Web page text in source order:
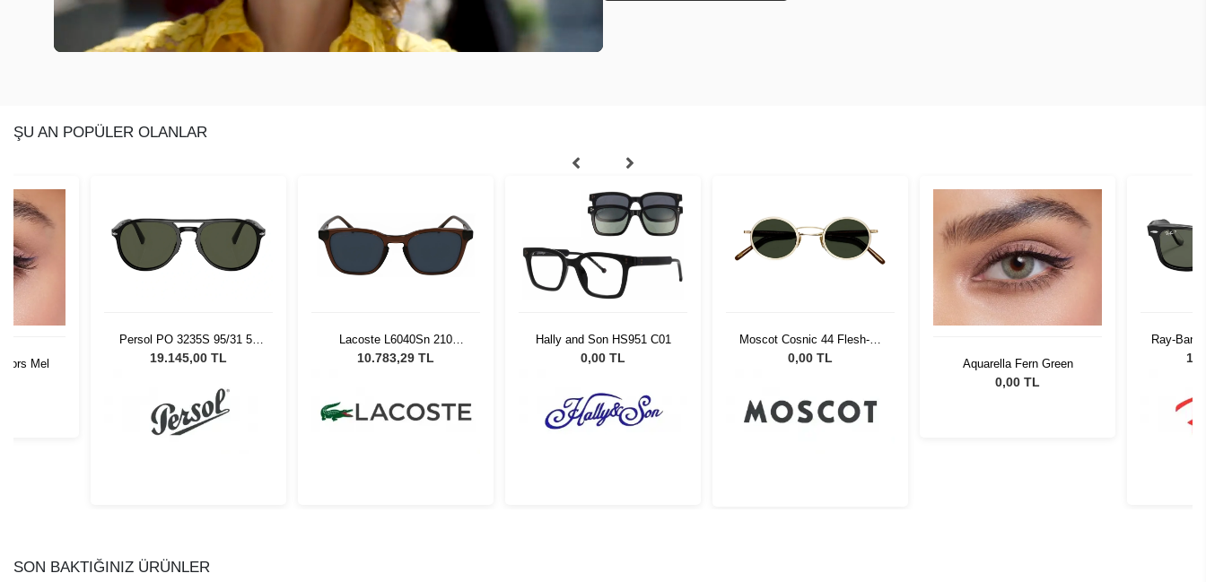
ŞU AN POPÜLER OLANLAR
Mel
Persol PO 3235S 95/31 55
Unisex Güneş Gözlüğü
19.145,00 TL
Lacoste L6040Sn 210
Transparent Brown
10.783,29 TL
Hally and Son HS951 C01
0,00 TL
Moscot Cosnic 44 Flesh-D.
Brown/Gold G15 Pln
0,00 TL Aquarella Fern Green
0,00 TL
Ray-Ban
SON BAKTIĞINIZ ÜRÜNLER